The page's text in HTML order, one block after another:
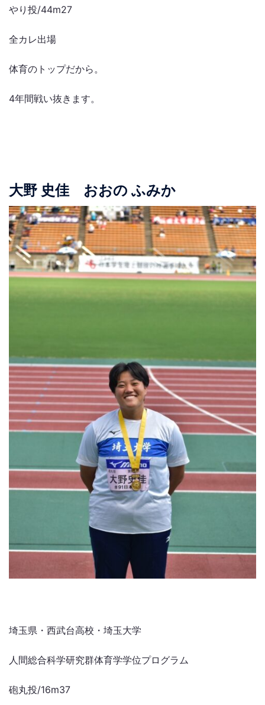
やり投/44m27
全カレ出場
体育のトップだから。
4年間戦い抜きます。
大野 史佳 おおの ふみか
埼玉県・西武台高校・埼玉大学
人間総合科学研究群体育学学位プログラム
砲丸投/16m37